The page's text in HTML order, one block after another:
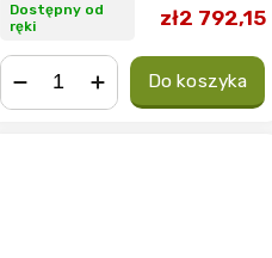
Dostępny od
ręki
zł2 792,15
Do koszyka